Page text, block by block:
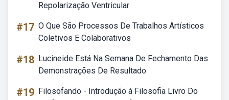
Repolarização Ventricular
#17 O Que São Processos De Trabalhos Artísticos
Coletivos E Colaborativos
#18 Lucineide Está Na Semana De Fechamento Das
Demonstrações De Resultado
#19 Filosofando - Introdução à Filosofia Livro Do